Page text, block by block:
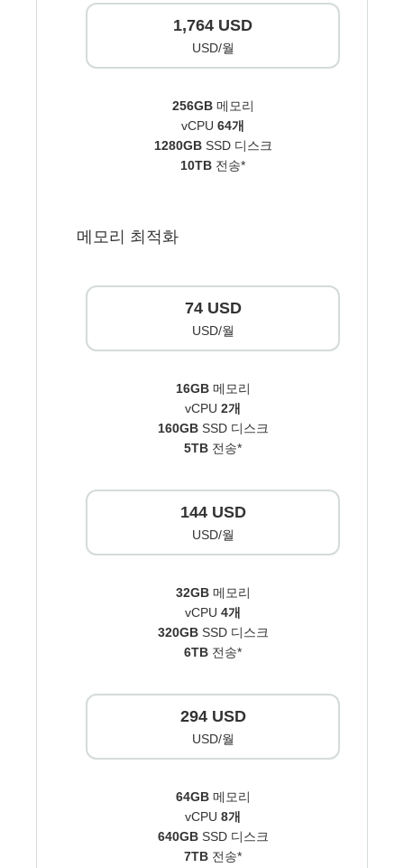
1,764 USD
USD/월
256GB 메모리
vCPU 64개
1280GBSSD 디스크
10TB 전송*
메모리 최적화
74 USD
USD/월
16GB 메모리
vCPU 2개
160GBSSD 디스크
5TB 전송*
144 USD
USD/월
32GB메모리
vCPU 4개
320GBSSD 디스크
6TB 전송*
294 USD
USD/월
64GB메모리
vCPU 8개
640GBSSD 디스크
7TB 전송*